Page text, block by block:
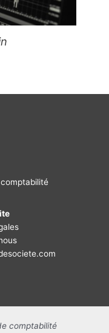
comptabilité